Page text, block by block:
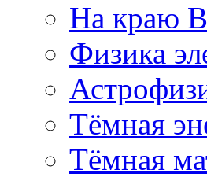
На краю
Физика
Тёмная
Тёмная